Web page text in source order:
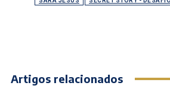
Artigos relacionados